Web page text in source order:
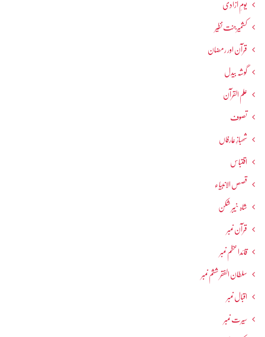
یومِ آزادی
کشمیرجنت نظیر
قرآن اور رمضان
گوشہ بیدل
علم القرآن
تصوف
شھبازِ عارفاں
اقتباس
قصص الانبیاء
شاہ خیبر شکن
قرآن نمبر
قائداعظم نمبر
سلطان الفقر ششم نمبر
اقبال نمبر
سیرت نمبر